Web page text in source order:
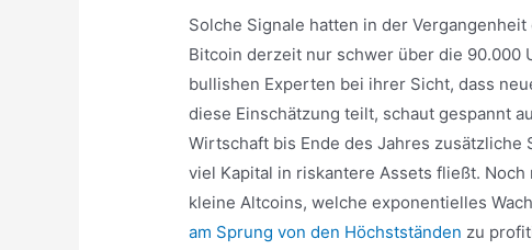
Solche Signale hatten in der
Bitcoin derzeit nur schwer über die
bullishen Experten bei ihrer Sicht, dass
diese Einschätzung teilt, schaut gespannt
Wirtschaft bis Ende des Jahres
viel Kapital in riskantere Assets fließt.
kleine Altcoins, welche exponentielles
am Sprung von den Höchstständen zu